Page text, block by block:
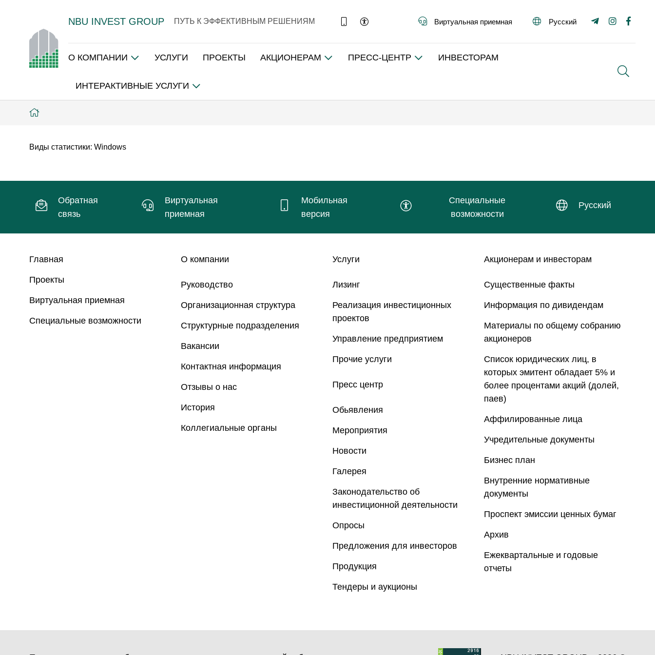
NBU INVEST GROUP ПУТЬ К ЭФФЕКТИВНЫМ РЕШЕНИЯМ Виртуальная приемная Русский
О КОМПАНИИ УСЛУГИ ПРОЕКТЫ АКЦИОНЕРАМ ПРЕСС-ЦЕНТР ИНВЕСТОРАМ
ИНТЕРАКТИВНЫЕ УСЛУГИ
Виды статистики: Windows
Обратная
связь
Виртуальная
приемная
Мобильная
версия
Специальные
возможности
Русский
Главная
Проекты
Виртуальная приемная
Специальные возможности
О компании
Руководство
Организационная структура
Структурные подразделения
Вакансии
Контактная информация
Отзывы о нас
История
Коллегиальные органы
Услуги
Лизинг
Реализация инвестиционных
проектов
Управление предприятием
Прочие услуги
Пресс центр
Обьявления
Мероприятия
Новости
Галерея
Законодательство об
инвестиционной деятельности
Опросы
Предложения для инвесторов
Продукция
Тендеры и аукционы
Акционерам и инвесторам
Существенные факты
Информация по дивидендам
Материалы по общему собранию
акционеров
Список юридических лиц, в
которых эмитент обладает 5% и
более процентами акций (долей,
паев)
Аффилированные лица
Учредительные документы
Бизнес план
Внутренние нормативные
документы
Проспект эмиссии ценных бумаг
Архив
Ежеквартальные и годовые
отчеты